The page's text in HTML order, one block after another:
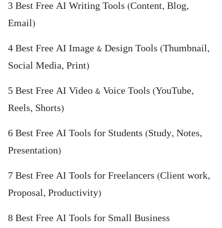
3️ Best Free AI Writing Tools (Content, Blog,
Email)
4️ Best Free AI Image & Design Tools (Thumbnail,
Social Media, Print)
5️ Best Free AI Video & Voice Tools (YouTube,
Reels, Shorts)
6️ Best Free AI Tools for Students (Study, Notes,
Presentation)
7️ Best Free AI Tools for Freelancers (Client work,
Proposal, Productivity)
8️ Best Free AI Tools for Small Business